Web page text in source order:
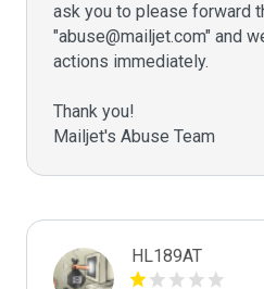
ask you to please forward
"abuse@mailjet.com" and
actions immediately.
Thank you!
Mailjet's Abuse Team
HL189AT